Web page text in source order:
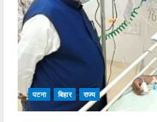
पटना बिहार राज्य